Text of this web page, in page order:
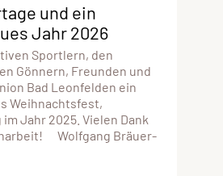
und ein
Jahr 2026
Sportlern, den
Gönnern, Freunden und
Bad Leonfelden ein
Weihnachtsfest,
Jahr 2025. Vielen Dank
Wolfgang Bräuer-